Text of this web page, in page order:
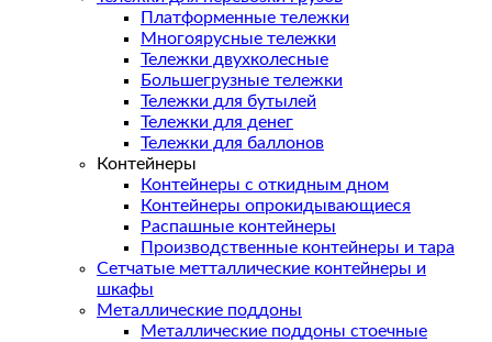
Платформенные тележки
Многоярусные тележки
Тележки двухколесные
Большегрузные тележки
Тележки для бутылей
Тележки для денег
Тележки для баллонов
Контейнеры
Контейнеры с откидным дном
Контейнеры опрокидывающиеся
Распашные контейнеры
Производственные контейнеры и тара
Сетчатые метталлические контейнеры и
шкафы
Металлические поддоны
Металлические поддоны стоечные